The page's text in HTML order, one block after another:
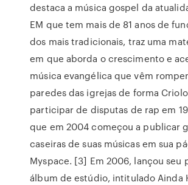
destaca a música gospel da
EM que tem mais de 81 anos de
dos mais tradicionais, traz uma
em que aborda o crescimento e
música evangélica que vêm
paredes das igrejas de forma
participar de disputas de rap em
que em 2004 começou a publicar
caseiras de suas músicas em sua
Myspace. [3] Em 2006, lançou seu
álbum de estúdio, intitulado Ainda